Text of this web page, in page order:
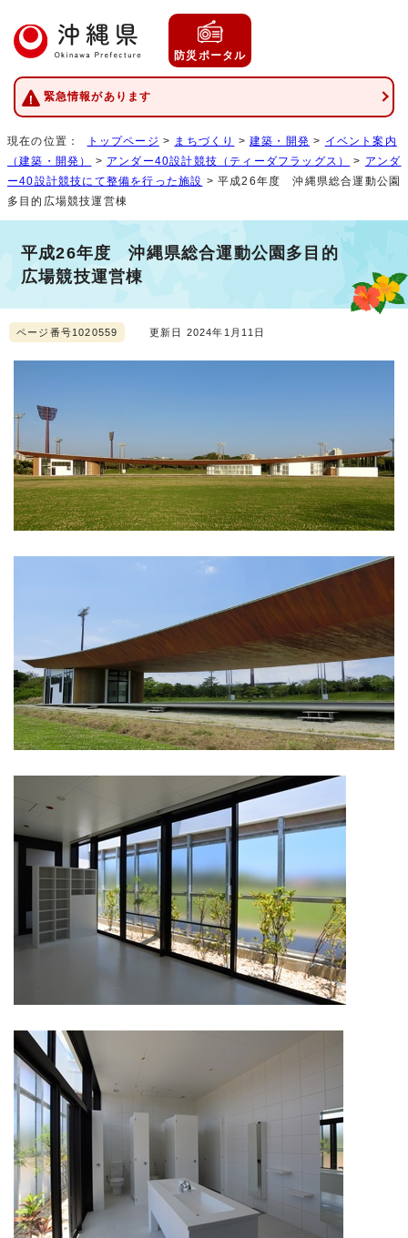
防災ポータル
緊急情報があります
現在の位置： トップページ > まちづくり >建築・開発 > イベント案内
（建築・開発）
> アンダー40設計競技（ティーダフラッグス） > アンダ
ー40設計競技にて整備を行った施設 > 平成26年度 沖縄県総合運動公園
多目的広場競技運営棟
平成26年度 沖縄県総合運動公園多目的
広場競技運営棟
ページ番号1020559 更新日 2024年1月11日